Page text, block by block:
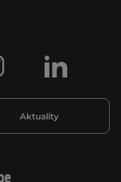
Aktuality
LinkedIn